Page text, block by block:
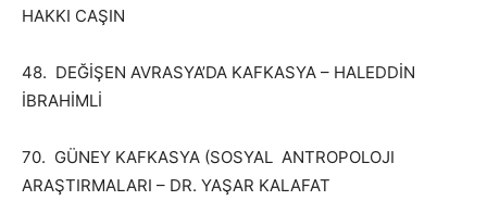
HAKKI CAŞIN
48. DEĞİŞEN AVRASYA’DA KAFKASYA – HALEDDİN
İBRAHİMLİ
70. GÜNEY KAFKASYA (SOSYAL ANTROPOLOJI
ARAŞTIRMALARI – DR. YAŞAR KALAFAT